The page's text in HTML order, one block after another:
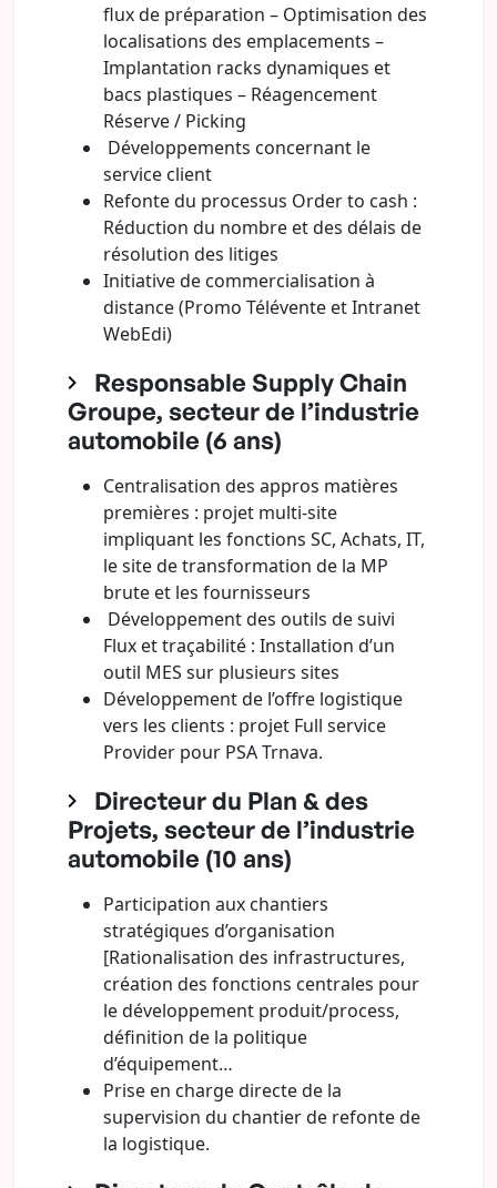
flux de préparation – Optimisation des
localisations des emplacements –
Implantation racks dynamiques et
bacs plastiques – Réagencement
Réserve / Picking
Développements concernant le
service client
Refonte du processus Order to cash :
Réduction du nombre et des délais de
résolution des litiges
Initiative de commercialisation à
distance (Promo Télévente et Intranet
WebEdi)
Responsable Supply Chain
Groupe, secteur de l’industrie
automobile (6 ans)
Centralisation des appros matières
premières : projet multi-site
impliquant les fonctions SC, Achats, IT,
le site de transformation de la MP
brute et les fournisseurs
Développement des outils de suivi
Flux et traçabilité : Installation d’un
outil MES sur plusieurs sites
Développement de l’offre logistique
vers les clients : projet Full service
Provider pour PSA Trnava.
Directeur du Plan & des
Projets, secteur de l’industrie
automobile (10 ans)
Participation aux chantiers
stratégiques d’organisation
[Rationalisation des infrastructures,
création des fonctions centrales pour
le développement produit/process,
définition de la politique
d’équipement…
Prise en charge directe de la
supervision du chantier de refonte de
la logistique.